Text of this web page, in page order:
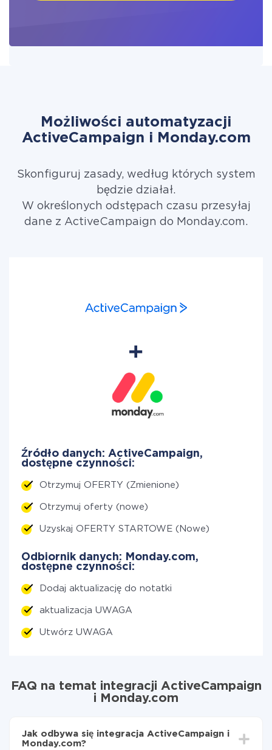
Możliwości automatyzacji
ActiveCampaign i Monday.com
Skonfiguruj zasady, według których system
będzie działał.
W określonych odstępach czasu przesyłaj
dane z ActiveCampaign do Monday.com.
Źródło danych: ActiveCampaign,
dostępne czynności:
Otrzymuj OFERTY (Zmienione)
Otrzymuj oferty (nowe)
Uzyskaj OFERTY STARTOWE (Nowe)
Odbiornik danych: Monday.com,
dostępne czynności:
Dodaj aktualizację do notatki
aktualizacja UWAGA
Utwórz UWAGA
FAQ na temat integracji ActiveCampaign
i Monday.com
Jak odbywa się integracja ActiveCampaign i
Monday.com?